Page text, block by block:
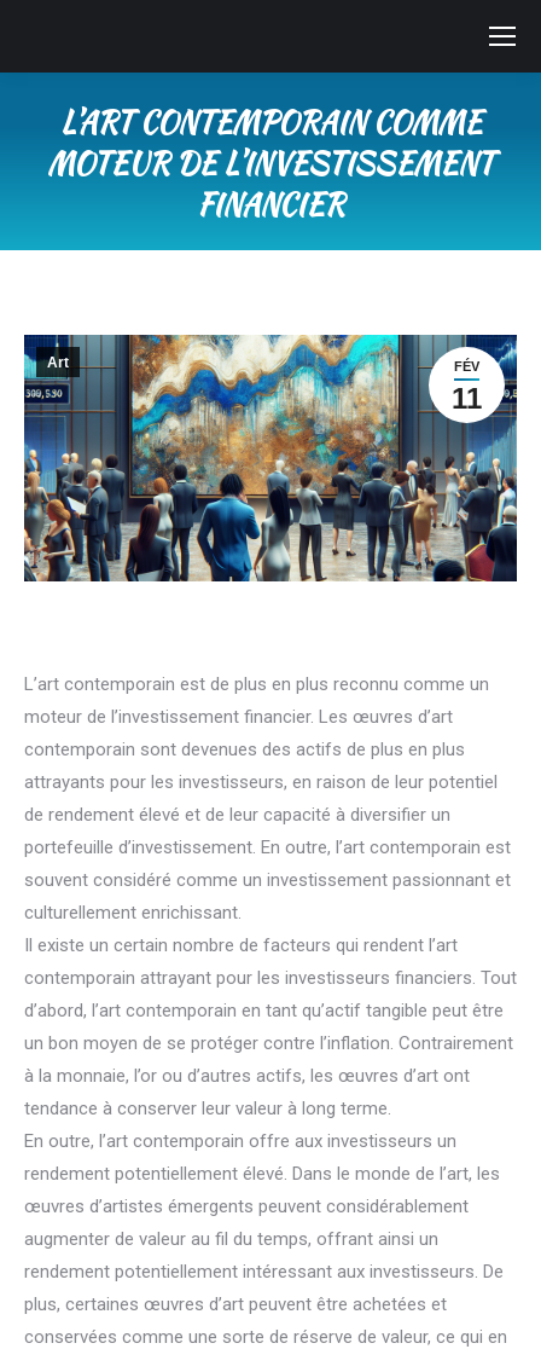
L’ART CONTEMPORAIN COMME
MOTEUR DE L’INVESTISSEMENT
FINANCIER
FÉV
11
Art
L’art contemporain est de plus en plus reconnu comme un
moteur de l’investissement financier. Les œuvres d’art
contemporain sont devenues des actifs de plus en plus
attrayants pour les investisseurs, en raison de leur potentiel
de rendement élevé et de leur capacité à diversifier un
portefeuille d’investissement. En outre, l’art contemporain est
souvent considéré comme un investissement passionnant et
culturellement enrichissant.
Il existe un certain nombre de facteurs qui rendent l’art
contemporain attrayant pour les investisseurs financiers. Tout
d’abord, l’art contemporain en tant qu’actif tangible peut être
un bon moyen de se protéger contre l’inflation. Contrairement
à la monnaie, l’or ou d’autres actifs, les œuvres d’art ont
tendance à conserver leur valeur à long terme.
En outre, l’art contemporain offre aux investisseurs un
rendement potentiellement élevé. Dans le monde de l’art, les
œuvres d’artistes émergents peuvent considérablement
augmenter de valeur au fil du temps, offrant ainsi un
rendement potentiellement intéressant aux investisseurs. De
plus, certaines œuvres d’art peuvent être achetées et
conservées comme une sorte de réserve de valeur, ce qui en